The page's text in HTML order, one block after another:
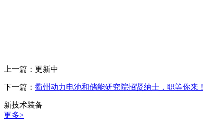
上一篇：更新中
下一篇： 衢州动力电池和储能研究院招贤纳士，职等你来！
新技术装备
更多>